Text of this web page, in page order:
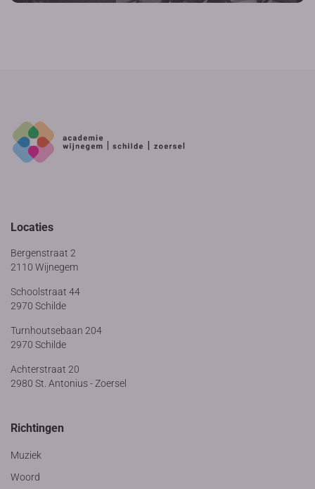
Locaties
Bergenstraat 2
2110 Wijnegem
Schoolstraat 44
2970 Schilde
Turnhoutsebaan 204
2970 Schilde
Achterstraat 20
2980 St. Antonius - Zoersel
Richtingen
Muziek
Woord